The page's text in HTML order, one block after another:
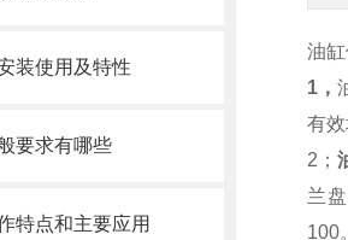
装使用及特性
要求有哪些
特点和主要应用
油
1，
有
2 ；
兰
100